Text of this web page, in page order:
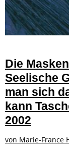
Die
Seelische
man sich
kann
2002
von Marie-France